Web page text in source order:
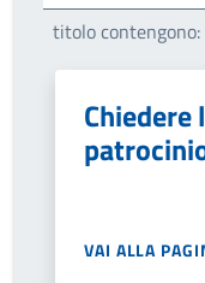
titolo contengono:
Chiedere
VAI ALLA